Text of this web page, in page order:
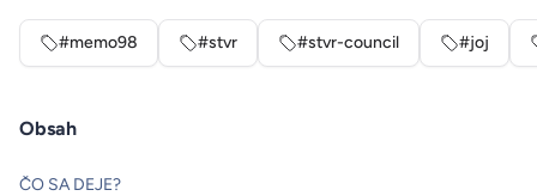
#memo98 #stvr #stvr-council #joj
Obsah
ČO SA DEJE?